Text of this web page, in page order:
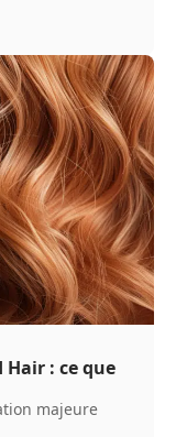
Hair : ce que
majeure